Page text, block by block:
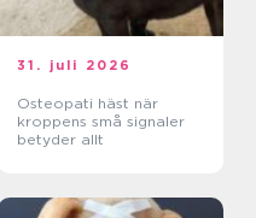
31. juli 2026
Osteopati häst när
kroppens små signaler
betyder allt